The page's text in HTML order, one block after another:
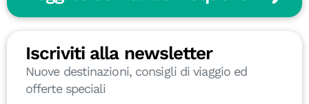
Iscriviti alla newsletter
Nuove destinazioni, consigli di viaggio ed
offerte speciali